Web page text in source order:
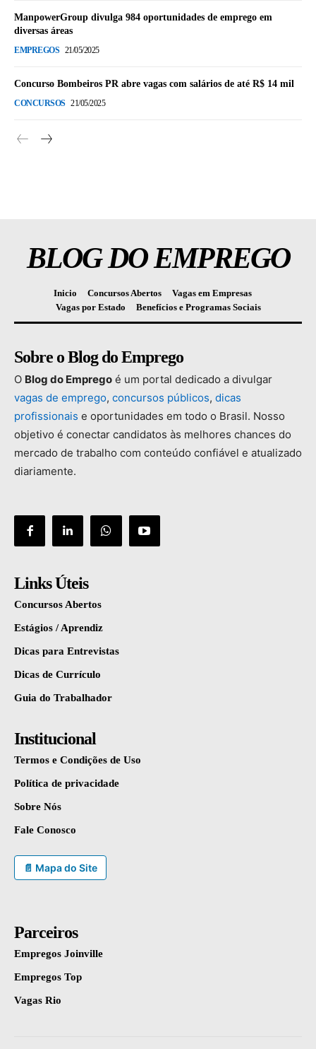
ManpowerGroup divulga 984 oportunidades de emprego em
diversas áreas
EMPREGOS 21/05/2025
Concurso Bombeiros PR abre vagas com salários de até R$ 14 mil
CONCURSOS 21/05/2025
BLOG DO EMPREGO
Inicio Concursos Abertos
Vagas em Empresas
Vagas por Estado
Benefícios e Programas Sociais
Sobre o Blog do Emprego
O Blog do Emprego é um portal dedicado a divulgar
vagas de emprego, concursos públicos, dicas
profissionais e oportunidades em todo o Brasil. Nosso
objetivo é conectar candidatos às melhores chances do
mercado de trabalho com conteúdo confiável e atualizado
diariamente.
Links Úteis
Concursos Abertos
Estágios / Aprendiz
Dicas para Entrevistas
Dicas de Currículo
Guia do Trabalhador
Institucional
Termos e Condições de Uso
Política de privacidade
Sobre Nós
Fale Conosco
📄 Mapa do Site
Parceiros
Empregos Joinville
Empregos Top
Vagas Rio